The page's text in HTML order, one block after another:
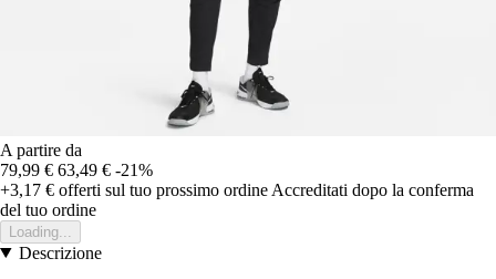
A partire da
79,99 € 63,49 € -21%
+3,17 € offerti sul tuo prossimo ordine Accreditati dopo la conferma
del tuo ordine
Loading...
Descrizione